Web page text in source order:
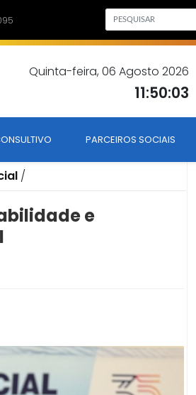
Quinta-feira, 06 Agosto 2026
11:50:04
PARCEIROS SOCIAIS
/
e